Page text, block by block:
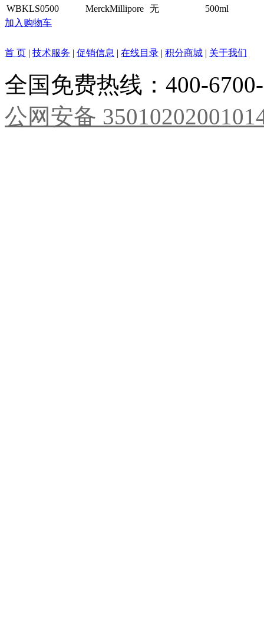
WBKLS0500
MerckMillipore 无
500ml
加入购物车
首 页 | 技术服务 | 促销信息 | 在线目录 | 积分商城 | 关于我们
全国免费热线：400-
公网安备